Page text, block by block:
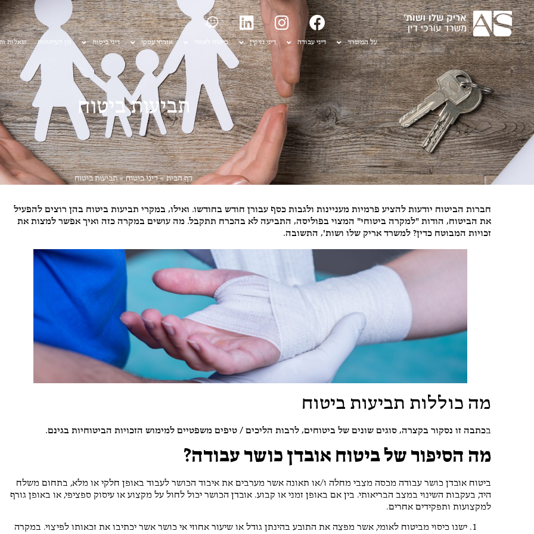
על המשרד דיני עבודה דיני נזיקין ביטוח לאומי אזרחי עסקי דיני ביטוח מן העיתונות שאלות
תביעות ביטוח
דף הבית»דיני ביטוח»תביעות ביטוח
חברות הביטוח יודעות להציע פרמיות מעניינות ולגבות כסף עבורן חודש בחודשו. ואילו, במקרי תביעות ביטוח בהן רוצים להפעיל
את הביטוח, הודות "למקרה ביטוחי" המצוי בפוליסה, התביעה לא בהכרח תתקבל. מה עושים במקרה כזה ואיך אפשר למצות את
זכויות המבוטח כדין? למשרד אריק שלו ושות', התשובה.
מה כוללות תביעות ביטוח
בכתבה זו נסקור בקצרה, סוגים שונים של ביטוחים, לרבות הליכים / טיפים משפטיים למימוש הזכויות הביטוחיות בגינם.
מה הסיפור של ביטוח אובדן כושר עבודה?
ביטוח אובדן כושר עבודה מכסה מצבי מחלה ו/או תאונה אשר מערבים את איבוד הכושר לעבוד באופן חלקי או מלא, בתחום משלח
היד, בעקבות השינוי במצב הבריאותי. בין אם באופן זמני או קבוע. אובדן הכושר יכול לחול על מקצוע או עיסוק ספציפי, או באופן גורף
למקצועות ותפקידים אחרים.
ישנו כיסוי מביטוח לאומי, אשר מפצה את התובע בהינתן גודל או שיעור אחוזי אי כושר אשר יכתיבו את זכאותו לפיצוי. במקרה
Barak Topaz
2 אוגוסט 2026
מקצועיים ואדיבים מאוד. הייתה לי
שאלה והתייעצתי איתם. עשו זאת
ברצון ובמקצועיות.
שי חיון
4 אוגוסט 2026
תודה לאחמד על שירות אדיב ומענה
מקצועי